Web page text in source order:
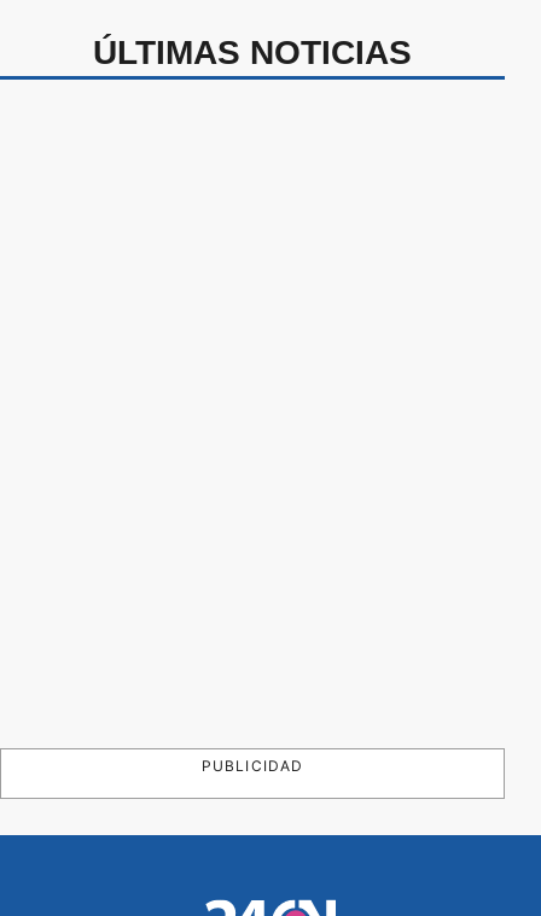
ÚLTIMAS NOTICIAS
PUBLICIDAD